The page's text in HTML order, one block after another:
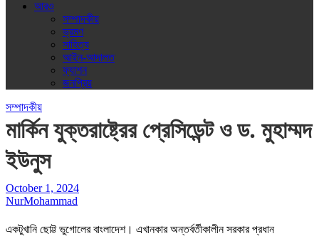
আরও
সম্পাদকীয়
ভ্রমণ
সাহিত্য
আইন-আদালত
ফ্যাশন
জনপ্রিয়
সম্পাদকীয়
মার্কিন যুক্তরাষ্ট্রের প্রেসিডেন্ট ও ড. মুহাম্মদ
ইউনুস
October 1, 2024
NurMohammad
একটুখানি ছোট্ট ভুগোলের বাংলাদেশ। এখানকার অন্তর্বর্তীকালীন সরকার প্রধান